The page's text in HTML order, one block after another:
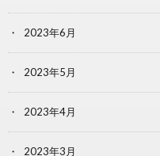
2023年6月
2023年5月
2023年4月
2023年3月